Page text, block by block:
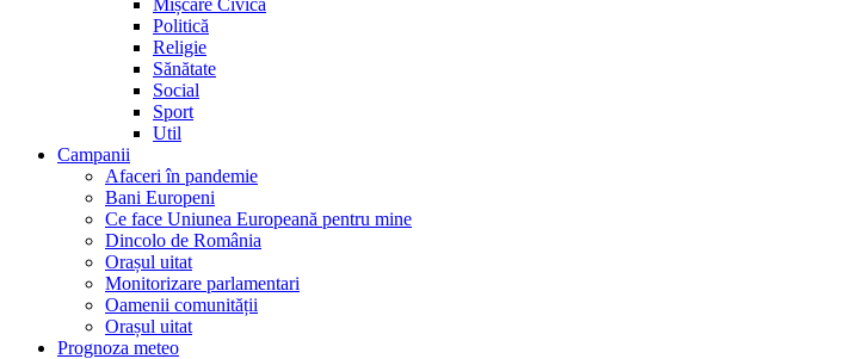
Mișcare Civică
Politică
Religie
Sănătate
Social
Sport
Util
Campanii
Afaceri în pandemie
Bani Europeni
Ce face Uniunea Europeană pentru mine
Dincolo de România
Orașul uitat
Monitorizare parlamentari
Oamenii comunității
Orașul uitat
Prognoza meteo